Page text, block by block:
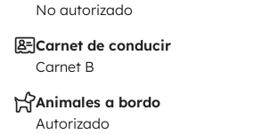
No autorizado
Carnet de conducir
Carnet B
Animales a bordo
Autorizado